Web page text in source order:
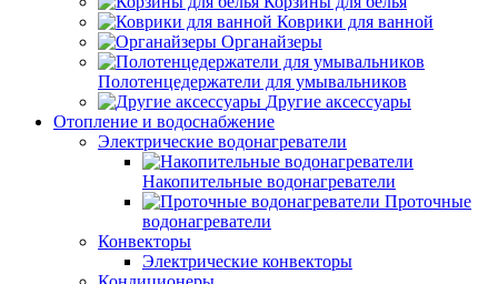
Коврики для ванной
Органайзеры
Полотенцедержатели для умывальников
Другие аксессуары
Отопление и водоснабжение
Электрические водонагреватели
Накопительные водонагреватели
Проточные
водонагреватели
Конвекторы
Электрические конвекторы